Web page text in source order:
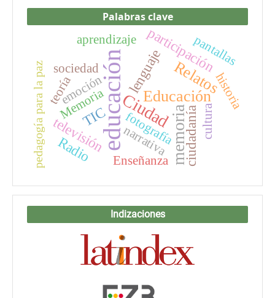
Palabras clave
educaciónCiudadmemoria
Educación
Relatos
ciudadanía
participación
TIC
televisión
Radio
lenguaje
Enseñanza
emoción
aprendizaje
fotografía cultura
narrativa
pantallas
teoría
sociedad
historia
Memoria
pedagogía para la paz
Indizaciones